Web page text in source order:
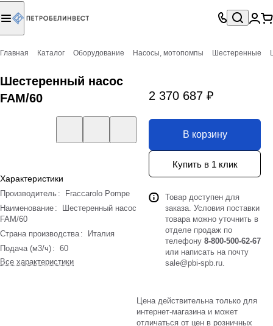
Главная Каталог Оборудование Насосы, мотопомпы Шестеренные
Шестеренный насос
FAM/60
Характеристики
Производитель :
Fraccarolo Pompe
Наименование :
Шестеренный насос
FAM/60
Страна производства :
Италия
Подача (м3/ч) : 60
Все характеристики
2 370 687 ₽
В корзину
Купить в 1 клик
Товар доступен для
заказа. Условия поставки
товара можно уточнить в
отделе продаж по
телефону 8-800-500-62-67
или написать на почту
sale@pbi-spb.ru.
Цена действительна только для
интернет-магазина и может
отличаться от цен в розничных